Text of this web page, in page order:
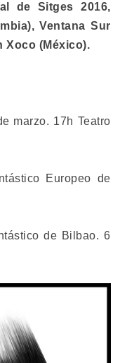
de Sitges 2016,
Ventana Sur
Xoco (México).
marzo. 17h Teatro
Europeo de
de Bilbao. 6